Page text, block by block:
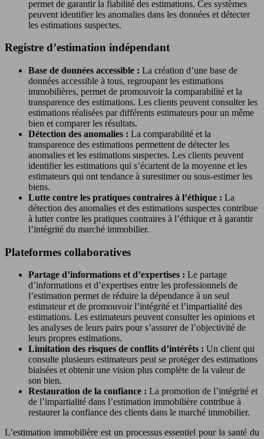
permet de garantir la fiabilité des estimations. Ces systèmes
peuvent identifier les anomalies dans les données et détecter
les estimations suspectes.
Registre d’estimation indépendant
Base de données accessible : La création d’une base de
données accessible à tous, regroupant les estimations
immobilières, permet de promouvoir la comparabilité et la
transparence des estimations. Les clients peuvent consulter les
estimations réalisées par différents estimateurs pour un même
bien et comparer les résultats.
Détection des anomalies : La comparabilité et la
transparence des estimations permettent de détecter les
anomalies et les estimations suspectes. Les clients peuvent
identifier les estimations qui s’écartent de la moyenne et les
estimateurs qui ont tendance à surestimer ou sous-estimer les
biens.
Lutte contre les pratiques contraires à l’éthique : La
détection des anomalies et des estimations suspectes contribue
à lutter contre les pratiques contraires à l’éthique et à garantir
l’intégrité du marché immobilier.
Plateformes collaboratives
Partage d’informations et d’expertises : Le partage
d’informations et d’expertises entre les professionnels de
l’estimation permet de réduire la dépendance à un seul
estimateur et de promouvoir l’intégrité et l’impartialité des
estimations. Les estimateurs peuvent consulter les opinions et
les analyses de leurs pairs pour s’assurer de l’objectivité de
leurs propres estimations.
Limitation des risques de conflits d’intérêts : Un client qui
consulte plusieurs estimateurs peut se protéger des estimations
biaisées et obtenir une vision plus complète de la valeur de
son bien.
Restauration de la confiance : La promotion de l’intégrité et
de l’impartialité dans l’estimation immobilière contribue à
restaurer la confiance des clients dans le marché immobilier.
L’estimation immobilière est un processus essentiel pour la santé du